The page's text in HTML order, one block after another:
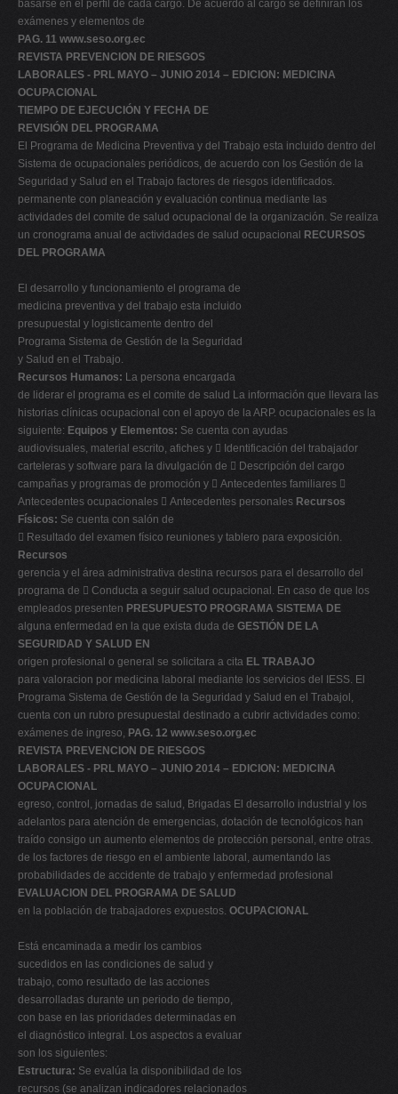
basarse en el perfil de cada cargo. De acuerdo al cargo se definirán los
exámenes y elementos de
PAG. 11 www.seso.org.ec
REVISTA PREVENCION DE RIESGOS
LABORALES - PRL MAYO – JUNIO 2014 – EDICION: MEDICINA
OCUPACIONAL
TIEMPO DE EJECUCIÓN Y FECHA DE
REVISIÓN DEL PROGRAMA
El Programa de Medicina Preventiva y del Trabajo esta incluido dentro del
Sistema de ocupacionales periódicos, de acuerdo con los Gestión de la
Seguridad y Salud en el Trabajo factores de riesgos identificados.
permanente con planeación y evaluación continua mediante las
actividades del comite de salud ocupacional de la organización. Se realiza
un cronograma anual de actividades de salud ocupacional RECURSOS
DEL PROGRAMA
El desarrollo y funcionamiento el programa de
medicina preventiva y del trabajo esta incluido
presupuestal y logisticamente dentro del
Programa Sistema de Gestión de la Seguridad
y Salud en el Trabajo.
Recursos Humanos: La persona encargada
de liderar el programa es el comite de salud La información que llevara las
historias clínicas ocupacional con el apoyo de la ARP. ocupacionales es la
siguiente: Equipos y Elementos: Se cuenta con ayudas
audiovisuales, material escrito, afiches y  Identificación del trabajador
carteleras y software para la divulgación de  Descripción del cargo
campañas y programas de promoción y  Antecedentes familiares 
Antecedentes ocupacionales  Antecedentes personales Recursos
Físicos: Se cuenta con salón de
 Resultado del examen físico reuniones y tablero para exposición.
Recursos
gerencia y el área administrativa destina recursos para el desarrollo del
programa de  Conducta a seguir salud ocupacional. En caso de que los
empleados presenten PRESUPUESTO PROGRAMA SISTEMA DE
alguna enfermedad en la que exista duda de GESTIÓN DE LA
SEGURIDAD Y SALUD EN
origen profesional o general se solicitara a cita EL TRABAJO
para valoracion por medicina laboral mediante los servicios del IESS. El
Programa Sistema de Gestión de la Seguridad y Salud en el Trabajol,
cuenta con un rubro presupuestal destinado a cubrir actividades como:
exámenes de ingreso, PAG. 12 www.seso.org.ec
REVISTA PREVENCION DE RIESGOS
LABORALES - PRL MAYO – JUNIO 2014 – EDICION: MEDICINA
OCUPACIONAL
egreso, control, jornadas de salud, Brigadas El desarrollo industrial y los
adelantos para atención de emergencias, dotación de tecnológicos han
traído consigo un aumento elementos de protección personal, entre otras.
de los factores de riesgo en el ambiente laboral, aumentando las
probabilidades de accidente de trabajo y enfermedad profesional
EVALUACION DEL PROGRAMA DE SALUD
en la población de trabajadores expuestos. OCUPACIONAL
Está encaminada a medir los cambios
sucedidos en las condiciones de salud y
trabajo, como resultado de las acciones
desarrolladas durante un periodo de tiempo,
con base en las prioridades determinadas en
el diagnóstico integral. Los aspectos a evaluar
son los siguientes:
Estructura: Se evalúa la disponibilidad de los
recursos (se analizan indicadores relacionados